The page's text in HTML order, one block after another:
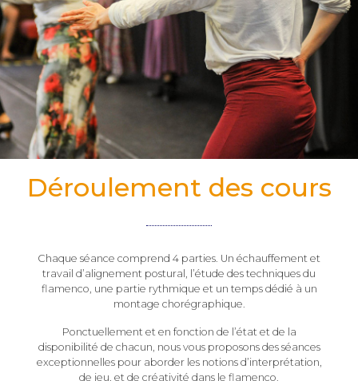
Déroulement des cours
Chaque séance comprend 4 parties. Un échauffement et
travail d’alignement postural, l’étude des techniques du
flamenco, une partie rythmique et un temps dédié à un
montage chorégraphique.
Ponctuellement et en fonction de l’état et de la
disponibilité de chacun, nous vous proposons des séances
exceptionnelles pour aborder les notions d’interprétation,
de jeu, et de créativité dans le flamenco.